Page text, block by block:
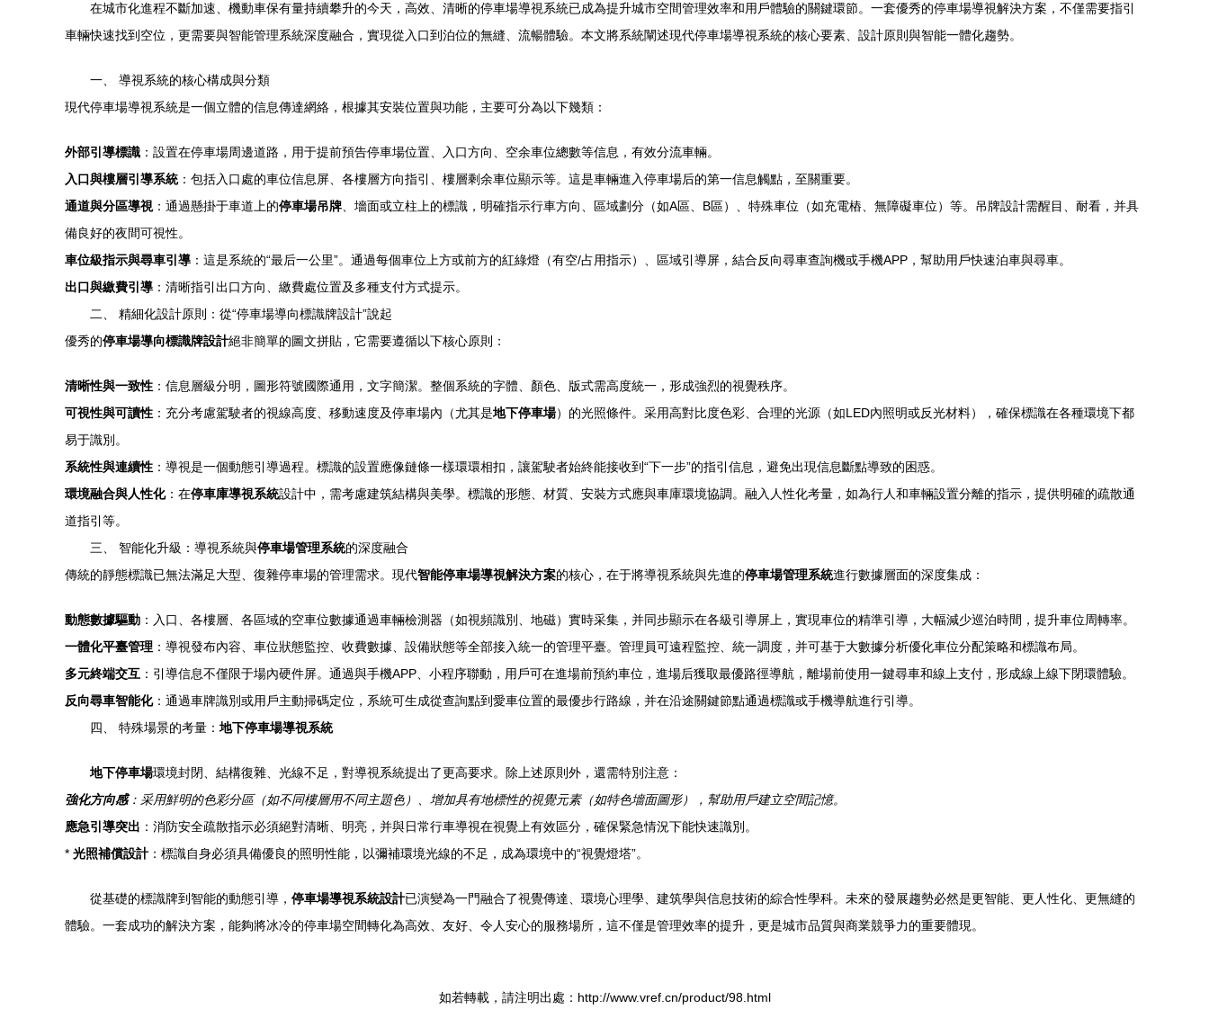
在城市化進程不斷加速、機動車保有量持續攀升的今天，高效、清晰的停車場導視系統已成為提升城市空間管理效率和用戶體驗的關鍵環節。一套優秀的停車場導視解決方案，不僅需要指引
車輛快速找到空位，更需要與智能管理系統深度融合，實現從入口到泊位的無縫、流暢體驗。本文將系統闡述現代停車場導視系統的核心要素、設計原則與智能一體化趨勢。
一、 導視系統的核心構成與分類
現代停車場導視系統是一個立體的信息傳達網絡，根據其安裝位置與功能，主要可分為以下幾類：
外部引導標識 ：設置在停車場周邊道路，用于提前預告停車場位置、入口方向、空余車位總數等信息，有效分流車輛。
入口與樓層引導系統：包括入口處的車位信息屏、各樓層方向指引、樓層剩余車位顯示等。這是車輛進入停車場后的第一信息觸點，至關重要。
通道與分區導視 ：通過懸掛于車道上的停車場吊牌 、墻面或立柱上的標識，明確指示行車方向、區域劃分（如A區、B區）、特殊車位（如充電樁、無障礙車位）等。吊牌設計需醒目、耐看，并具
備良好的夜間可視性。
車位級指示與尋車引導 ：這是系統的“最后一公里”。通過每個車位上方或前方的紅綠燈（有空/占用指示）、區域引導屏，結合反向尋車查詢機或手機APP，幫助用戶快速泊車與尋車。
出口與繳費引導 ：清晰指引出口方向、繳費處位置及多種支付方式提示。
二、 精細化設計原則：從“停車場導向標識牌設計”說起
優秀的停車場導向標識牌設計絕非簡單的圖文拼貼，它需要遵循以下核心原則：
清晰性與一致性 ：信息層級分明，圖形符號國際通用，文字簡潔。整個系統的字體、顏色、版式需高度統一，形成強烈的視覺秩序。
可視性與可讀性 ：充分考慮駕駛者的視線高度、移動速度及停車場內（尤其是地下停車場）的光照條件。采用高對比度色彩、合理的光源（如LED內照明或反光材料），確保標識在各種環境下都
易于識別。
系統性與連續性 ：導視是一個動態引導過程。標識的設置應像鏈條一樣環環相扣，讓駕駛者始終能接收到“下一步”的指引信息，避免出現信息斷點導致的困惑。
環境融合與人性化：在停車庫導視系統設計中，需考慮建筑結構與美學。標識的形態、材質、安裝方式應與車庫環境協調。融入人性化考量，如為行人和車輛設置分離的指示，提供明確的疏散通
道指引等。
三、 智能化升級：導視系統與停車場管理系統的深度融合
傳統的靜態標識已無法滿足大型、復雜停車場的管理需求。現代智能停車場導視解決方案的核心，在于將導視系統與先進的停車場管理系統進行數據層面的深度集成：
動態數據驅動 ：入口、各樓層、各區域的空車位數據通過車輛檢測器（如視頻識別、地磁）實時采集，并同步顯示在各級引導屏上，實現車位的精準引導，大幅減少巡泊時間，提升車位周轉率。
一體化平臺管理 ：導視發布內容、車位狀態監控、收費數據、設備狀態等全部接入統一的管理平臺。管理員可遠程監控、統一調度，并可基于大數據分析優化車位分配策略和標識布局。
多元終端交互 ：引導信息不僅限于場內硬件屏。通過與手機APP、小程序聯動，用戶可在進場前預約車位，進場后獲取最優路徑導航，離場前使用一鍵尋車和線上支付，形成線上線下閉環體驗。
反向尋車智能化：通過車牌識別或用戶主動掃碼定位，系統可生成從查詢點到愛車位置的最優步行路線，并在沿途關鍵節點通過標識或手機導航進行引導。
四、 特殊場景的考量： 地下停車場導視系統
地下停車場環境封閉、結構復雜、光線不足，對導視系統提出了更高要求。除上述原則外，還需特別注意：
強化方向感：采用鮮明的色彩分區（如不同樓層用不同主題色）、增加具有地標性的視覺元素（如特色墻面圖形），幫助用戶建立空間記憶。
應急引導突出 ：消防安全疏散指示必須絕對清晰、明亮，并與日常行車導視在視覺上有效區分，確保緊急情況下能快速識別。
* 光照補償設計：標識自身必須具備優良的照明性能，以彌補環境光線的不足，成為環境中的“視覺燈塔”。
從基礎的標識牌到智能的動態引導， 停車場導視系統設計已演變為一門融合了視覺傳達、環境心理學、建筑學與信息技術的綜合性學科。未來的發展趨勢必然是更智能、更人性化、更無縫的
體驗。一套成功的解決方案，能夠將冰冷的停車場空間轉化為高效、友好、令人安心的服務場所，這不僅是管理效率的提升，更是城市品質與商業競爭力的重要體現。
如若轉載，請注明出處：http://www.vref.cn/product/98.html